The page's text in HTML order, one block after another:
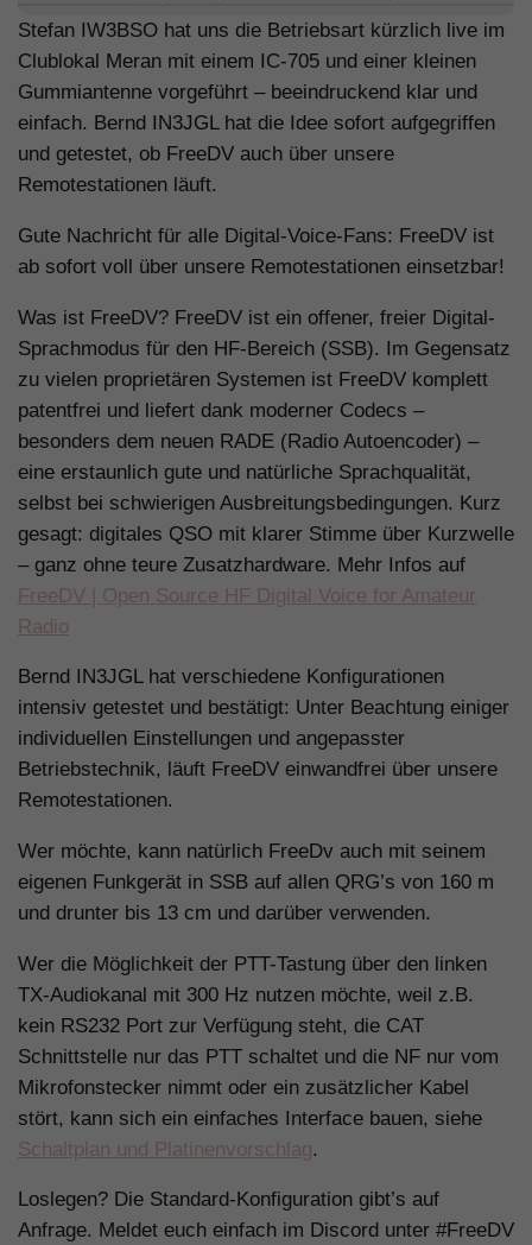
Stefan IW3BSO hat uns die Betriebsart kürzlich live im
Clublokal Meran mit einem IC-705 und einer kleinen
Gummiantenne vorgeführt – beeindruckend klar und
einfach. Bernd IN3JGL hat die Idee sofort aufgegriffen
und getestet, ob FreeDV auch über unsere
Remotestationen läuft.
Gute Nachricht für alle Digital-Voice-Fans: FreeDV ist
ab sofort voll über unsere Remotestationen einsetzbar!
Was ist FreeDV? FreeDV ist ein offener, freier Digital-
Sprachmodus für den HF-Bereich (SSB). Im Gegensatz
zu vielen proprietären Systemen ist FreeDV komplett
patentfrei und liefert dank moderner Codecs –
besonders dem neuen RADE (Radio Autoencoder) –
eine erstaunlich gute und natürliche Sprachqualität,
selbst bei schwierigen Ausbreitungsbedingungen. Kurz
gesagt: digitales QSO mit klarer Stimme über Kurzwelle
– ganz ohne teure Zusatzhardware. Mehr Infos auf
FreeDV | Open Source HF Digital Voice for Amateur
Radio
Bernd IN3JGL hat verschiedene Konfigurationen
intensiv getestet und bestätigt: Unter Beachtung einiger
individuellen Einstellungen und angepasster
Betriebstechnik, läuft FreeDV einwandfrei über unsere
Remotestationen.
Wer möchte, kann natürlich FreeDv auch mit seinem
eigenen Funkgerät in SSB auf allen QRG’s von 160 m
und drunter bis 13 cm und darüber verwenden.
Wer die Möglichkeit der PTT-Tastung über den linken
TX-Audiokanal mit 300 Hz nutzen möchte, weil z.B.
kein RS232 Port zur Verfügung steht, die CAT
Schnittstelle nur das PTT schaltet und die NF nur vom
Mikrofonstecker nimmt oder ein zusätzlicher Kabel
stört, kann sich ein einfaches Interface bauen, siehe
Schaltplan und Platinenvorschlag.
Loslegen? Die Standard-Konfiguration gibt’s auf
Anfrage. Meldet euch einfach im Discord unter #FreeDV